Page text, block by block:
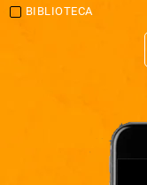
BIBLIOTECA